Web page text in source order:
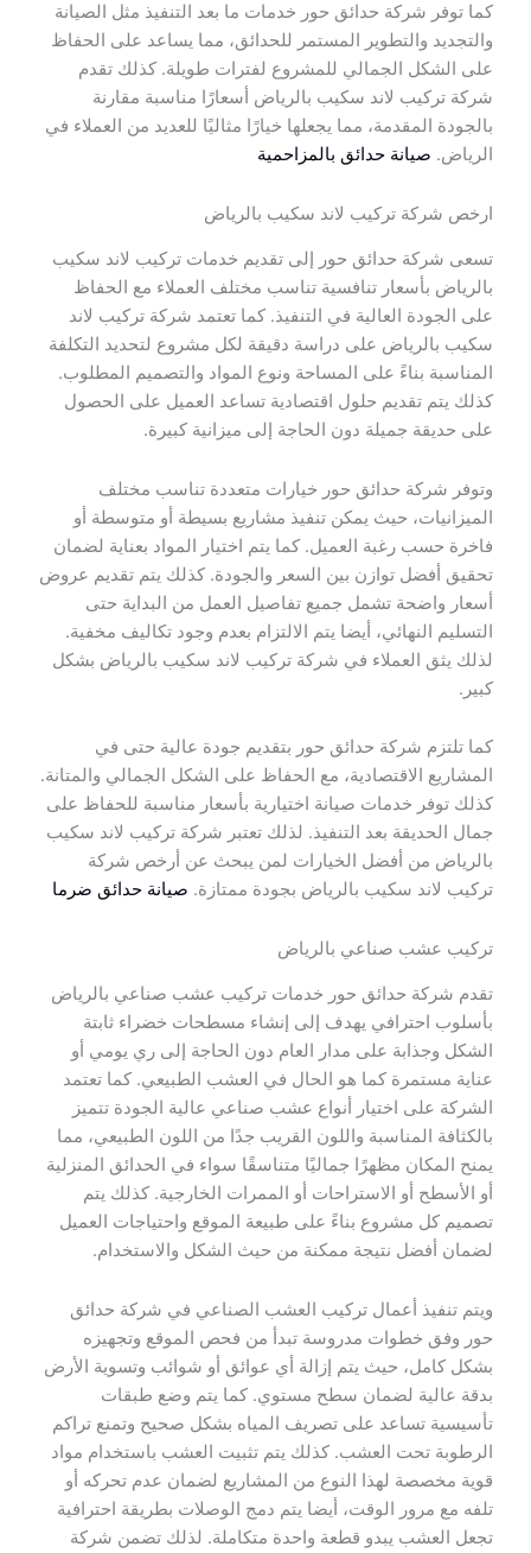
كما توفر شركة حدائق حور خدمات ما بعد التنفيذ مثل الصيانة
والتجديد والتطوير المستمر للحدائق، مما يساعد على الحفاظ
على الشكل الجمالي للمشروع لفترات طويلة. كذلك تقدم
شركة تركيب لاند سكيب بالرياض أسعارًا مناسبة مقارنة
بالجودة المقدمة، مما يجعلها خيارًا مثاليًا للعديد من العملاء في
الرياض. صيانة حدائق بالمزاحمية
ارخص شركة تركيب لاند سكيب بالرياض
تسعى شركة حدائق حور إلى تقديم خدمات تركيب لاند سكيب
بالرياض بأسعار تنافسية تناسب مختلف العملاء مع الحفاظ
على الجودة العالية في التنفيذ. كما تعتمد شركة تركيب لاند
سكيب بالرياض على دراسة دقيقة لكل مشروع لتحديد التكلفة
المناسبة بناءً على المساحة ونوع المواد والتصميم المطلوب.
كذلك يتم تقديم حلول اقتصادية تساعد العميل على الحصول
على حديقة جميلة دون الحاجة إلى ميزانية كبيرة.
وتوفر شركة حدائق حور خيارات متعددة تناسب مختلف
الميزانيات، حيث يمكن تنفيذ مشاريع بسيطة أو متوسطة أو
فاخرة حسب رغبة العميل. كما يتم اختيار المواد بعناية لضمان
تحقيق أفضل توازن بين السعر والجودة. كذلك يتم تقديم عروض
أسعار واضحة تشمل جميع تفاصيل العمل من البداية حتى
التسليم النهائي، أيضا يتم الالتزام بعدم وجود تكاليف مخفية.
لذلك يثق العملاء في شركة تركيب لاند سكيب بالرياض بشكل
كبير.
كما تلتزم شركة حدائق حور بتقديم جودة عالية حتى في
المشاريع الاقتصادية، مع الحفاظ على الشكل الجمالي والمتانة.
كذلك توفر خدمات صيانة اختيارية بأسعار مناسبة للحفاظ على
جمال الحديقة بعد التنفيذ. لذلك تعتبر شركة تركيب لاند سكيب
بالرياض من أفضل الخيارات لمن يبحث عن أرخص شركة
تركيب لاند سكيب بالرياض بجودة ممتازة. صيانة حدائق ضرما
تركيب عشب صناعي بالرياض
تقدم شركة حدائق حور خدمات تركيب عشب صناعي بالرياض
بأسلوب احترافي يهدف إلى إنشاء مسطحات خضراء ثابتة
الشكل وجذابة على مدار العام دون الحاجة إلى ري يومي أو
عناية مستمرة كما هو الحال في العشب الطبيعي. كما تعتمد
الشركة على اختيار أنواع عشب صناعي عالية الجودة تتميز
بالكثافة المناسبة واللون القريب جدًا من اللون الطبيعي، مما
يمنح المكان مظهرًا جماليًا متناسقًا سواء في الحدائق المنزلية
أو الأسطح أو الاستراحات أو الممرات الخارجية. كذلك يتم
تصميم كل مشروع بناءً على طبيعة الموقع واحتياجات العميل
لضمان أفضل نتيجة ممكنة من حيث الشكل والاستخدام.
ويتم تنفيذ أعمال تركيب العشب الصناعي في شركة حدائق
حور وفق خطوات مدروسة تبدأ من فحص الموقع وتجهيزه
بشكل كامل، حيث يتم إزالة أي عوائق أو شوائب وتسوية الأرض
بدقة عالية لضمان سطح مستوي. كما يتم وضع طبقات
تأسيسية تساعد على تصريف المياه بشكل صحيح وتمنع تراكم
الرطوبة تحت العشب. كذلك يتم تثبيت العشب باستخدام مواد
قوية مخصصة لهذا النوع من المشاريع لضمان عدم تحركه أو
تلفه مع مرور الوقت، أيضا يتم دمج الوصلات بطريقة احترافية
تجعل العشب يبدو قطعة واحدة متكاملة. لذلك تضمن شركة